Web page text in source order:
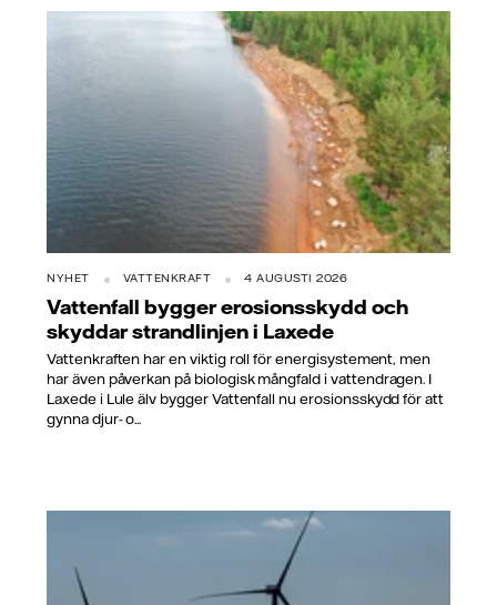
NYHET VATTENKRAFT 4 AUGUSTI 2026
Vattenfall bygger erosionsskydd och
skyddar strandlinjen i Laxede
Vattenkraften har en viktig roll för energisystement, men
har även påverkan på biologisk mångfald i vattendragen. I
Laxede i Lule älv bygger Vattenfall nu erosionsskydd för att
gynna djur- o...